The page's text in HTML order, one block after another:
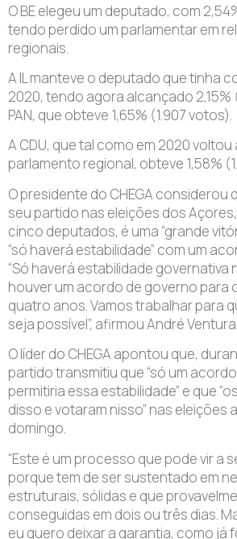
O BE elegeu um deputado, com
tendo perdido um parlamentar em
regionais.
A IL manteve o deputado que tinha
2020, tendo agora alcançado
PAN, que obteve 1,65% (1.907 votos).
A CDU, que tal como em 2020
parlamento regional, obteve 1,58%
O presidente do CHEGA considerou
seu partido nas eleições dos
cinco deputados, é uma “grande
“só haverá estabilidade” com um
“Só haverá estabilidade governativa
houver um acordo de governo para
quatro anos. Vamos trabalhar para
seja possível”, afirmou André Ventura.
O líder do CHEGA apontou que,
partido transmitiu que “só um
permitiria essa estabilidade” e que
disso e votaram nisso” nas eleições
domingo.
“Este é um processo que pode vir a
porque tem de ser sustentado em
estruturais, sólidas e que
conseguidas em dois ou três dias.
eu quero deixar a garantia, como já